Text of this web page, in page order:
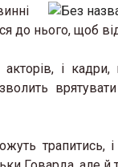
до нього, щоб
акторів, і
трапитись,